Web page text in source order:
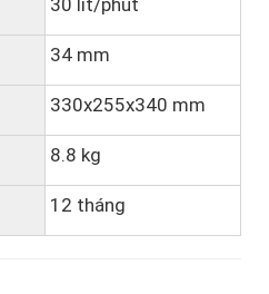
30 lít/phút
34 mm
330x255x340 mm
8.8 kg
12 tháng